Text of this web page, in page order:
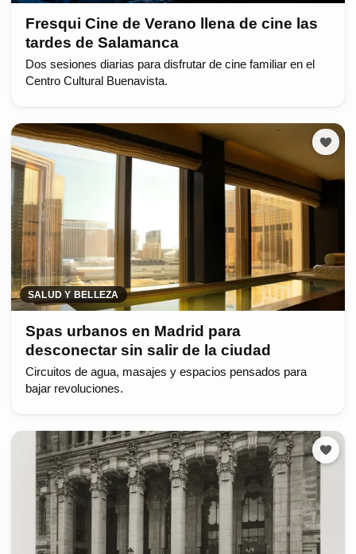
Fresqui Cine de Verano llena de cine las
tardes de Salamanca
Dos sesiones diarias para disfrutar de cine familiar en el
Centro Cultural Buenavista.
SALUD Y BELLEZA
Spas urbanos en Madrid para
desconectar sin salir de la ciudad
Circuitos de agua, masajes y espacios pensados para
bajar revoluciones.